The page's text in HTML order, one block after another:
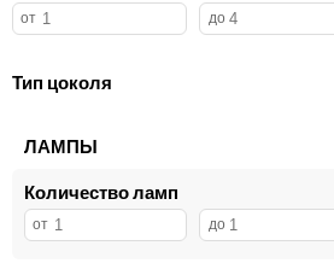
Тип цоколя
ЛАМПЫ
Количество ламп